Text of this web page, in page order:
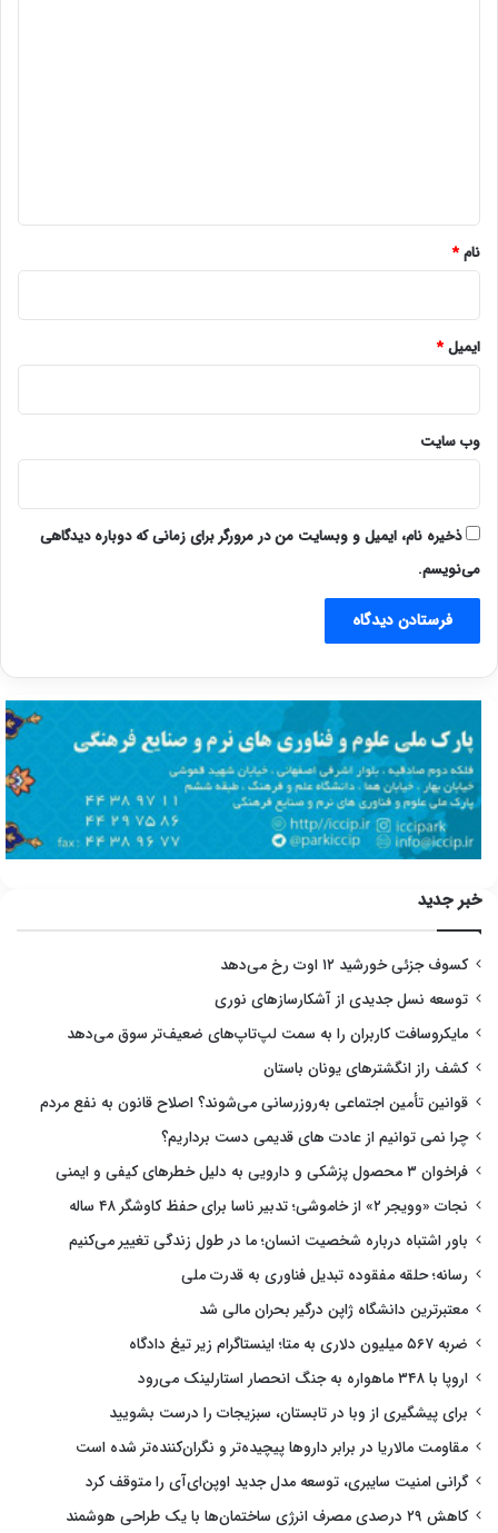
نام*
ایمیل*
وب‌ سایت
ذخیره نام، ایمیل و وبسایت من در مرورگر برای زمانی که دوباره دیدگاهی
می‌نویسم.
خبر جدید
کسوف جزئی خورشید ۱۲ اوت رخ می‌دهد
توسعه نسل جدیدی از آشکارسازهای نوری
مایکروسافت کاربران را به سمت لپ‌تاپ‌های ضعیف‌تر سوق می‌دهد
کشف راز انگشترهای یونان باستان
قوانین تأمین اجتماعی به‌روزرسانی می‌شوند؟ اصلاح قانون به نفع مردم
چرا نمی توانیم از عادت های قدیمی دست برداریم؟
فراخوان ۳ محصول پزشکی و دارویی به دلیل خطرهای کیفی و ایمنی
نجات «وویجر ۲» از خاموشی؛ تدبیر ناسا برای حفظ کاوشگر ۴۸ ساله
باور اشتباه درباره شخصیت انسان؛ ما در طول زندگی تغییر می‌کنیم
رسانه؛ حلقه مفقوده تبدیل فناوری به قدرت ملی
معتبرترین دانشگاه ژاپن درگیر بحران مالی شد
ضربه ۵۶۷ میلیون دلاری به متا؛ اینستاگرام زیر تیغ دادگاه
اروپا با ۳۴۸ ماهواره به جنگ انحصار استارلینک می‌رود
برای پیشگیری از وبا در تابستان، سبزیجات را درست بشویید
مقاومت مالاریا در برابر داروها پیچیده‌تر و نگران‌کننده‌تر شده است
گرانی امنیت سایبری، توسعه مدل جدید اوپن‌ای‌آی را متوقف کرد
کاهش ۲۹ درصدی مصرف انرژی ساختمان‌ها با یک طراحی هوشمند